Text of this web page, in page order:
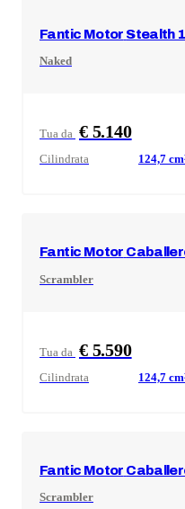
Fantic Motor Stealth
Naked
Tua da € 5.140
Cilindrata 124,7
Fantic Motor
Scrambler
Tua da € 5.590
Cilindrata 124,7
Fantic Motor
Scrambler